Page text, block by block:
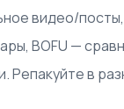
видео/посты,
BOFU —
Репакуйте в